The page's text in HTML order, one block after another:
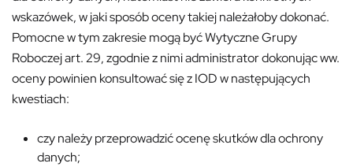
wskazówek, w jaki sposób oceny takiej należałoby dokonać.
Pomocne w tym zakresie mogą być Wytyczne Grupy
Roboczej art. 29, zgodnie z nimi administrator dokonując ww.
oceny powinien konsultować się z IOD w następujących
kwestiach:
czy należy przeprowadzić ocenę skutków dla ochrony
danych;